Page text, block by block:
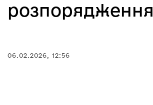
розпорядження
06.02.2026, 12:56